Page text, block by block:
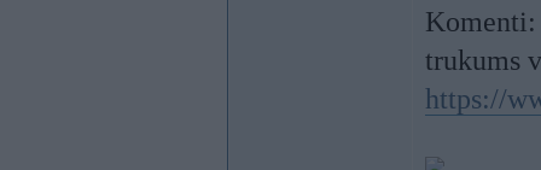
Komenti:
trukums
https://